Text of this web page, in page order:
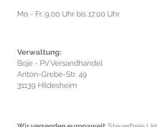
Mo - Fr. 9.00 Uhr bis 17.00 Uhr
Verwaltung:
Boje - PV Versandhandel
Anton-Grebe-Str. 49
31139 Hildesheim